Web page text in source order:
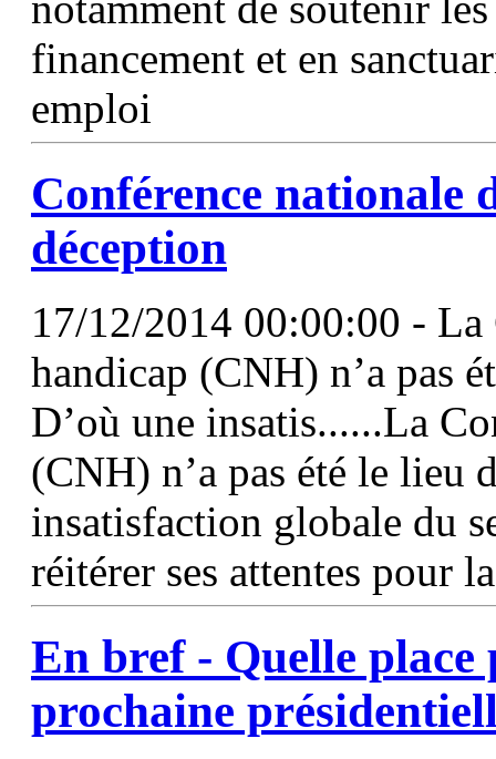
financement et en
emploi
Conférence nationale
déception
17/12/2014 00:00:00 -
handicap (CNH) n’a pas
D’où une insatis......La
(CNH) n’a pas été le lieu
insatisfaction globale du
réitérer ses attentes pour
En bref - Quelle
prochaine